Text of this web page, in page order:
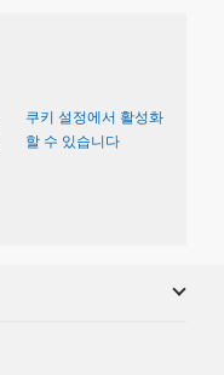
쿠키 설정에서 활성화
할 수 있습니다